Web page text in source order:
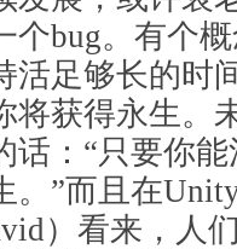
个bug。有个
活足够长的时
将获得永生。
话：“只要你
。”而且在
）看来，人